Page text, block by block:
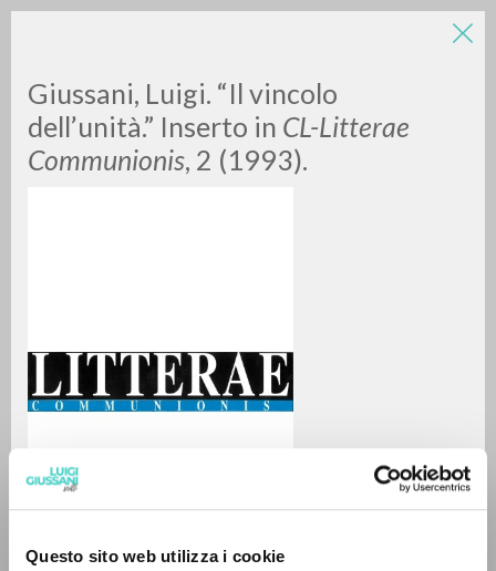
Questo sito web utilizza i cookie
Giussani, Luigi. “Il vincolo
dell’unità.” Inserto in CL-Litterae
Communionis, 2 (1993).LUIGI
GIUSSANI